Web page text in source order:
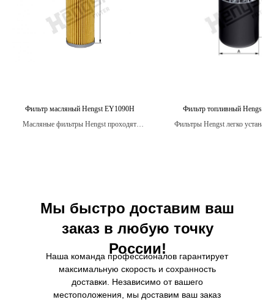
Фильтр масляный Hengst EY1090H
Масляные фильтры Hengst проходят
Фильтр топливный Hengst
Фильтры Hengst легко
Мы быстро доставим ваш
заказ в любую точку
России!
Наша команда профессионалов гарантирует
максимальную скорость и сохранность
доставки. Независимо от вашего
местоположения, мы доставим ваш заказ